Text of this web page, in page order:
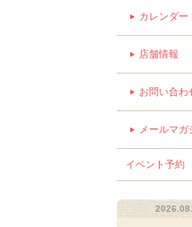
カレンダー
店舗情報
お問い合わ
メールマガ
イベント予約